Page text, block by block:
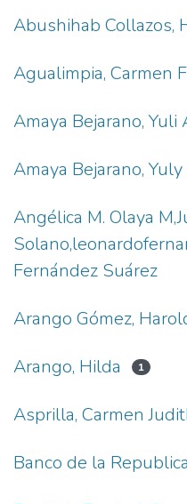
Abushihab Collazos,
Agualimpia, Carmen
Amaya Bejarano, Yuli
Amaya Bejarano,
Angélica M. Olaya
Fernández Suárez
Arango Gómez,
Arango, Hilda 1
Asprilla, Carmen
Banco de la